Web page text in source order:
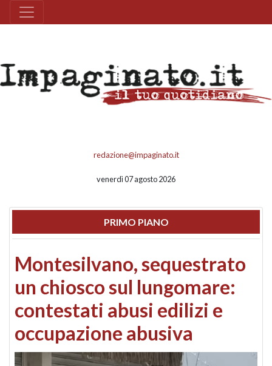
redazione@impaginato.it
venerdì 07 agosto 2026
PRIMO PIANO
Montesilvano, sequestrato
un chiosco sul lungomare:
contestati abusi edilizi e
occupazione abusiva